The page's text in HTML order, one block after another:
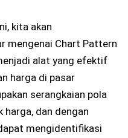
kita akan
mengenai Chart Pattern
alat yang efektif
harga di pasar
serangkaian pola
dan dengan
mengidentifikasi